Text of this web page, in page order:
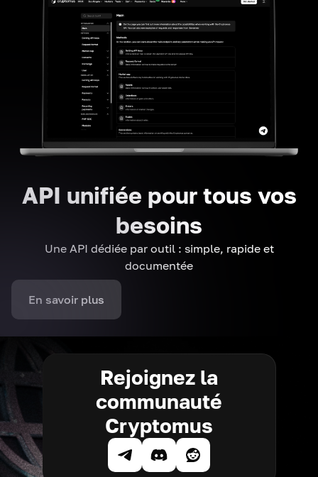
API unifiée pour tous vos
besoins
Une API dédiée par outil : simple, rapide et
documentée
En savoir plus
Rejoignez la
communauté
Cryptomus